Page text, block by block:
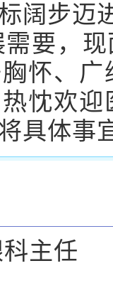
阔步迈
要，现
怀、
忱欢
具体事
主任